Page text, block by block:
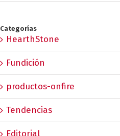
Categorías
HearthStone
Fundición
productos-onfire
Tendencias
Editorial